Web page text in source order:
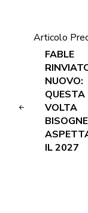
Articolo
FABLE
NUOVO:
QUESTA
VOLTA
IL 2027